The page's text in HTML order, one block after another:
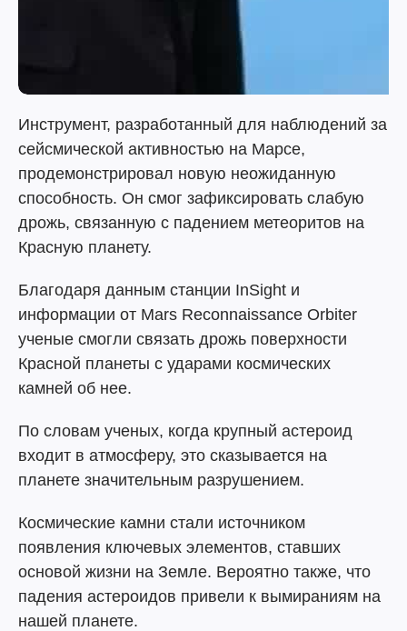
Инструмент, разработанный для наблюдений за
сейсмической активностью на Марсе,
продемонстрировал новую неожиданную
способность. Он смог зафиксировать слабую
дрожь, связанную с падением метеоритов на
Красную планету.
Благодаря данным станции InSight и
информации от Mars Reconnaissance Orbiter
ученые смогли связать дрожь поверхности
Красной планеты с ударами космических
камней об нее.
По словам ученых, когда крупный астероид
входит в атмосферу, это сказывается на
планете значительным разрушением.
Космические камни стали источником
появления ключевых элементов, ставших
основой жизни на Земле. Вероятно также, что
падения астероидов привели к вымираниям на
нашей планете.